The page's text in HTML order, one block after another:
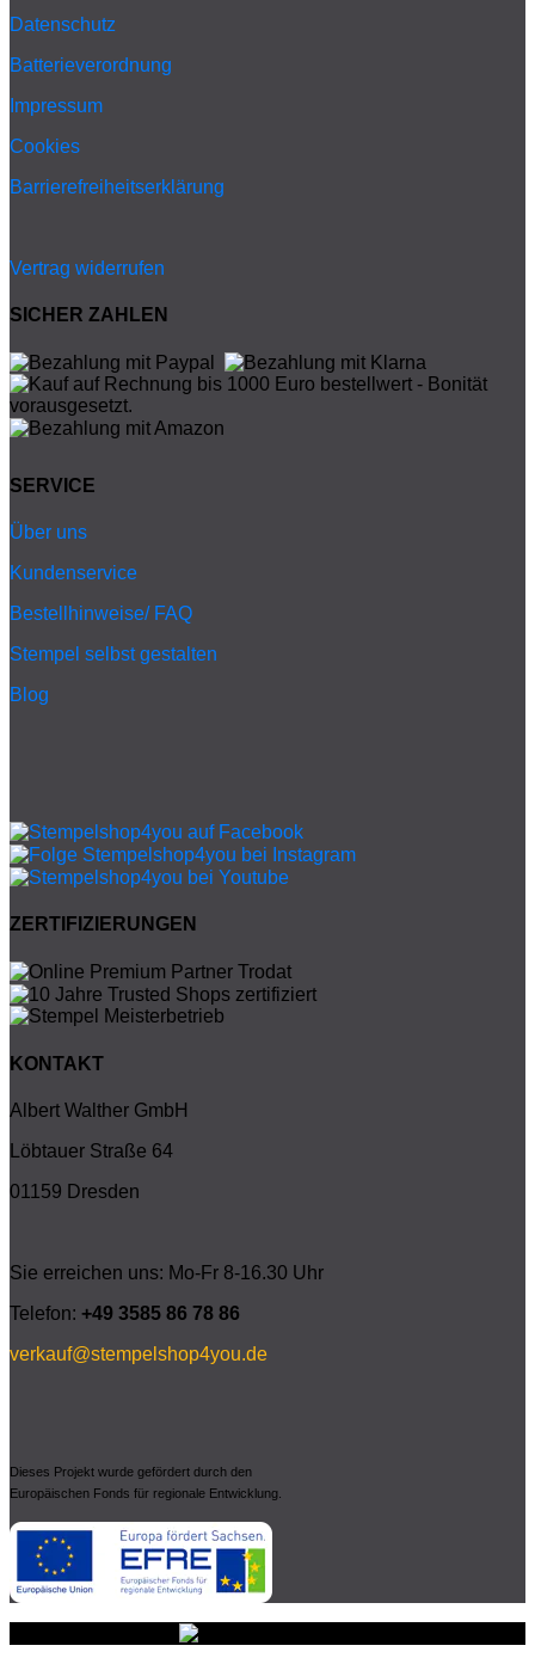
Datenschutz
Batterieverordnung
Impressum
Cookies
Barrierefreiheitserklärung
Vertrag widerrufen
SICHER ZAHLEN
SERVICE
Über uns
Kundenservice
Bestellhinweise/ FAQ
Stempel selbst gestalten
Blog
ZERTIFIZIERUNGEN
KONTAKT
Albert Walther GmbH
Löbtauer Straße 64
01159 Dresden
Sie erreichen uns: Mo-Fr 8-16.30 Uhr
Telefon: +49 3585 86 78 86
verkauf@stempelshop4you.de
Dieses Projekt wurde gefördert durch den
Europäischen Fonds für regionale Entwicklung.